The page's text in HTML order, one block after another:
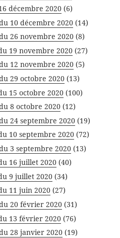
décembre 2020 (6)
10 décembre 2020 (14)
26 novembre 2020 (8)
19 novembre 2020 (27)
12 novembre 2020 (5)
29 octobre 2020 (13)
15 octobre 2020 (100)
8 octobre 2020 (12)
24 septembre 2020 (19)
10 septembre 2020 (72)
3 septembre 2020 (13)
16 juillet 2020 (40)
9 juillet 2020 (34)
11 juin 2020 (27)
20 février 2020 (31)
13 février 2020 (76)
28 janvier 2020 (19)